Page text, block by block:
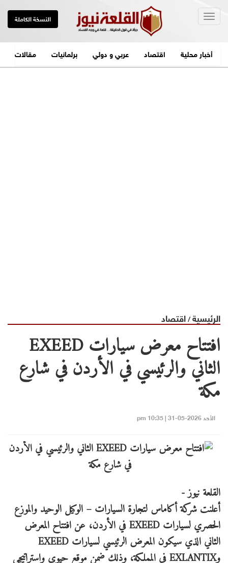
النسخة الكاملة
أخبار محلية اقتصاد عربي و دولي برلمانيات مقالات
الرئيسية/اقتصاد
افتتاح معرض سيارات EXEED
الثاني والرئيسي في الأردن في شارع
مكة
الأحد 2026-05-31 | 10:35 pm
القلعة نيوز -
أعلنت شركة أكاماس لتجارة السيارات – الوكيل الوحيد والموزع
الحصري لسيارات EXEED في الأردن، عن افتتاح المعرض
الثاني الذي سيكون المعرض الرئيسي لسيارات EXEED
وEXLANTIX في المملكة، وذلك ضمن موقع حيوي واستراتيجي